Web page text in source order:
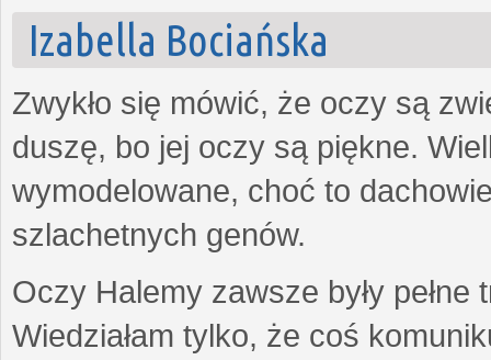
Izabella Bociańska
Zwykło się mówić, że oczy są
duszę, bo jej oczy są piękne.
wymodelowane, choć to
szlachetnych genów.
Oczy Halemy zawsze były
Wiedziałam tylko, że coś